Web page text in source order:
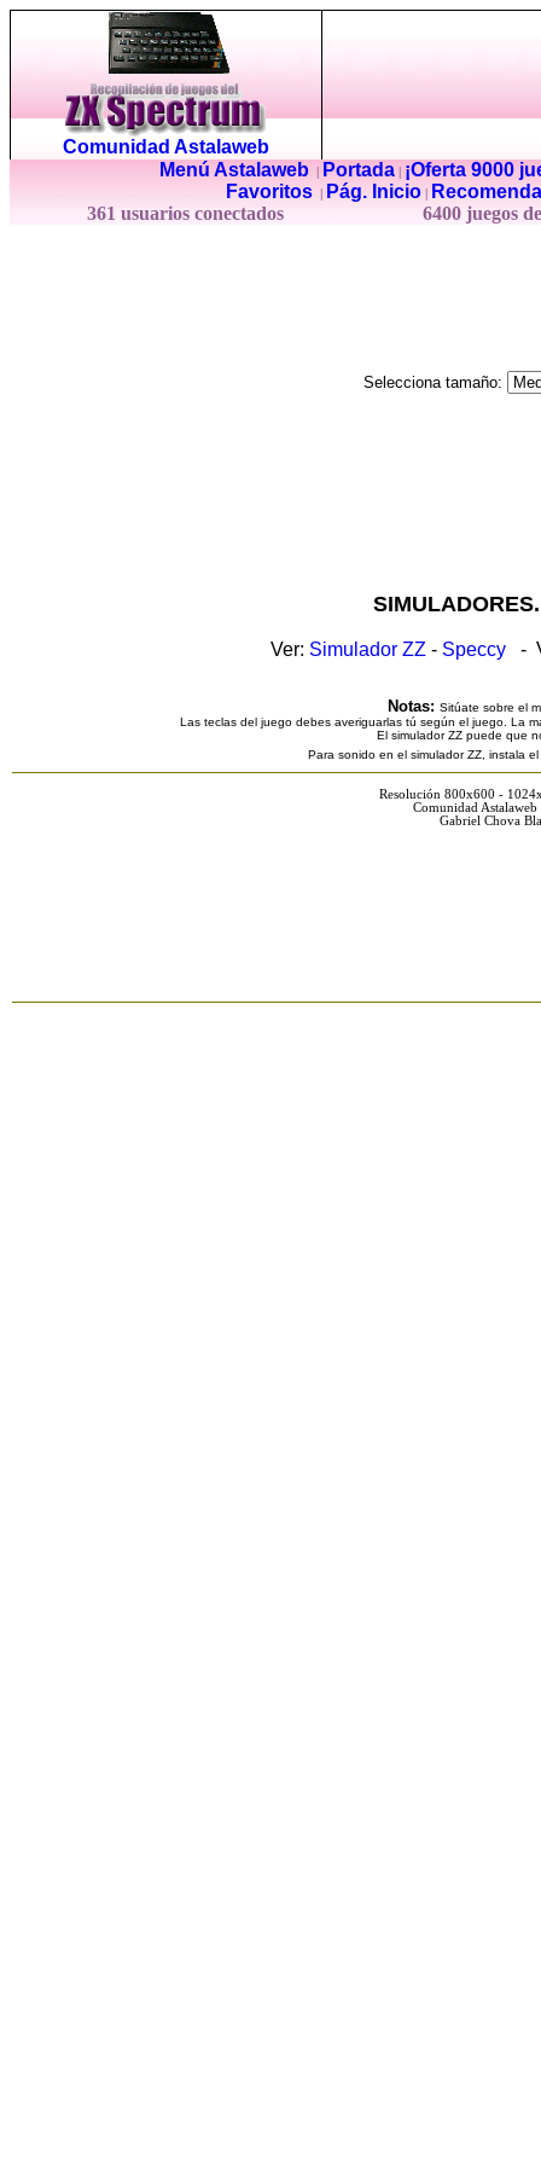
Comunidad Astalaweb
Menú Astalaweb| Portada|
¡Oferta 9000
Favoritos
Pág. Inicio
361 usuarios conectados
6400 juegos
Selecciona tamaño:
Ver: Simulador ZZ - Speccy -
Notas: Sitúate sobre el
Las teclas del juego debes averiguarlas tú según el juego. La
El simulador ZZ puede que
Para sonido en el simulador ZZ, instala
Resolución 800x600 -
Comunidad
Gabriel Chova